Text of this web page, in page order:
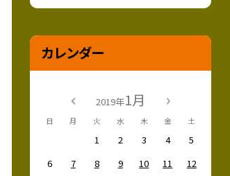
カレンダー
2019年1月
日 月 火 水 木 金 土
1 2 3 4
5
6
7 8 9 10 11
12